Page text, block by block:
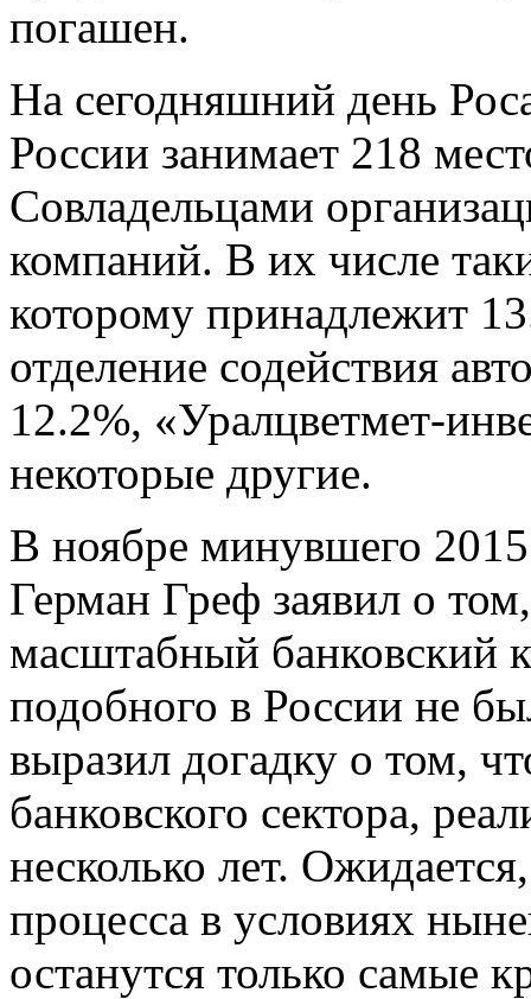
погашен.
На сегодняшний день
России занимает 218
Совладельцами
компаний. В их числе
которому принадлежит
отделение содействия
12.2%, «Уралцветмет-
некоторые другие.
В ноябре минувшего 2015
Герман Греф заявил о
масштабный банковский
подобного в России не
выразил догадку о том,
банковского сектора,
несколько лет.
процесса в условиях
останутся только самые